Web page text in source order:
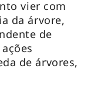
vier com
da árvore,
de
de árvores,